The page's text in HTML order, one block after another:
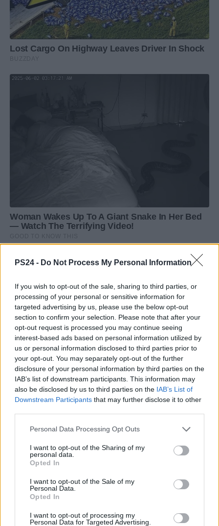
PS24 - Do Not Process My Personal Information
If you wish to opt-out of the sale, sharing to third parties, or
processing of your personal or sensitive information for
targeted advertising by us, please use the below opt-out
section to confirm your selection. Please note that after your
opt-out request is processed you may continue seeing
interest-based ads based on personal information utilized by
us or personal information disclosed to third parties prior to
your opt-out. You may separately opt-out of the further
disclosure of your personal information by third parties on the
IAB’s list of downstream participants. This information may
also be disclosed by us to third parties on the IAB’s List of
Downstream Participants that may further disclose it to other
Personal Data Processing Opt Outs
I want to opt-out of the Sharing of my
personal data.
Opted In
I want to opt-out of the Sale of my
Personal Data.
Opted In
I want to opt-out of processing my
Personal Data for Targeted Advertising.